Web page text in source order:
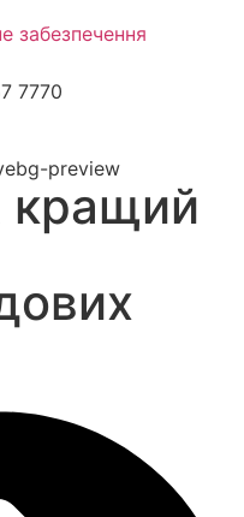
забезпечення
7770
кращий